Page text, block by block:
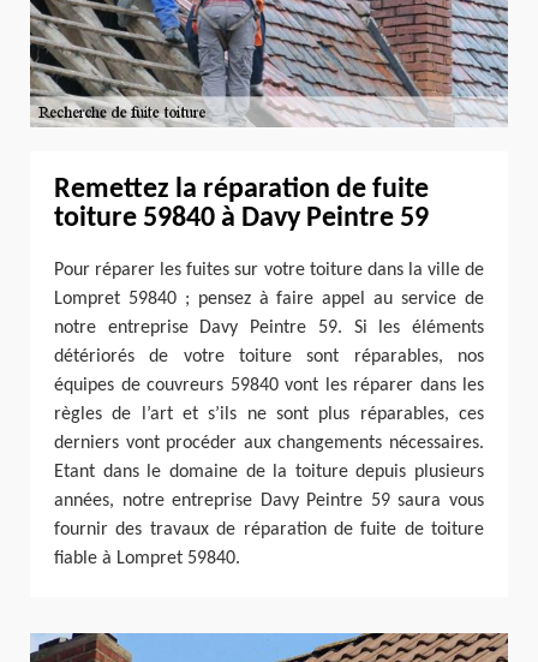
Remettez la réparation de fuite
toiture 59840 à Davy Peintre 59
Pour réparer les fuites sur votre toiture dans la ville de
Lompret 59840 ; pensez à faire appel au service de
notre entreprise Davy Peintre 59. Si les éléments
détériorés de votre toiture sont réparables, nos
équipes de couvreurs 59840 vont les réparer dans les
règles de l’art et s’ils ne sont plus réparables, ces
derniers vont procéder aux changements nécessaires.
Etant dans le domaine de la toiture depuis plusieurs
années, notre entreprise Davy Peintre 59 saura vous
fournir des travaux de réparation de fuite de toiture
fiable à Lompret 59840.